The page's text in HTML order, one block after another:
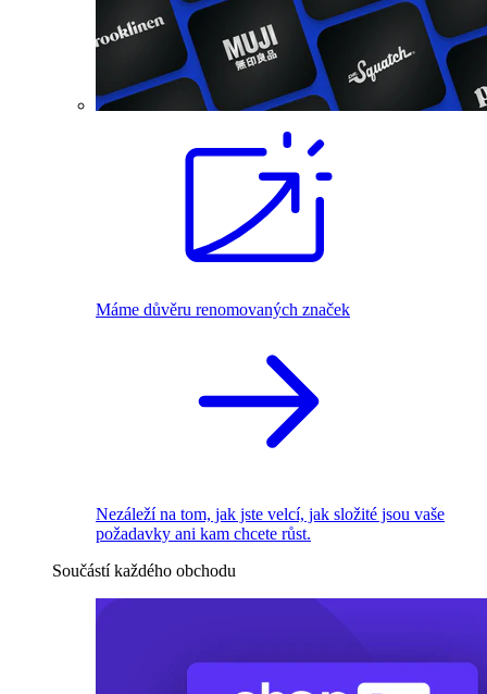
Máme důvěru renomovaných značek
Nezáleží na tom, jak jste velcí, jak složité jsou vaše
požadavky ani kam chcete růst.
Součástí každého obchodu